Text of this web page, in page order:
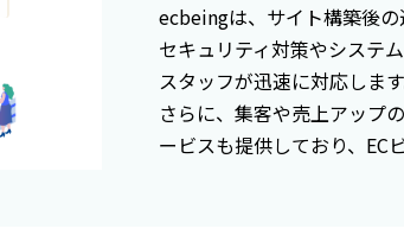
ecbeingは、サイト構築後の
セキュリティ対策やシステ
スタッフが迅速に対応します
さらに、集客や売上アップ
ービスも提供しており、EC